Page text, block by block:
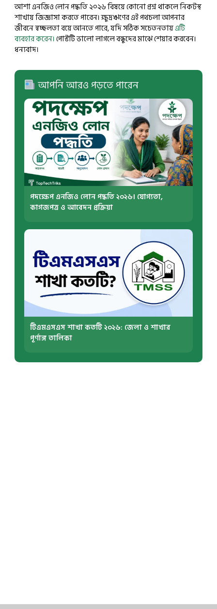
আশা এনজিও লোন পদ্ধতি ২০২৬ বিষয়ে কোনো প্রশ্ন থাকলে নিকটস্থ
শাখায় জিজ্ঞাসা করতে পারেন। ক্ষুদ্রঋণের এই পথচলা আপনার
জীবনে স্বচ্ছলতা বয়ে আনতে পারে, যদি সঠিক সচেতনতায়এটি
ব্যবহার করেন।পোস্টটি ভালো লাগলে বন্ধুদের মাঝে শেয়ার করবেন।
ধন্যবাদ।
আপনি আরও পড়তে পারেন
পদক্ষেপ এনজিও লোন পদ্ধতি ২০২৬। যোগ্যতা,
কাগজপত্র ও আবেদন প্রক্রিয়া
টিএমএসএস শাখা কতটি ২০২৬: জেলা ও শাখার
পূর্ণাঙ্গ তালিকা